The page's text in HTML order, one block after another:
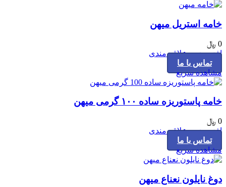
خامه استریل میهن
0 ﷼
افزودن به علاقه مندی
تماس با ما
مشاهده سریع
خامه پاستوریزه ساده ۱۰۰ گرمی میهن
0 ﷼
افزودن به علاقه مندی
تماس با ما
مشاهده سریع
دوغ نایلون نعناع میهن